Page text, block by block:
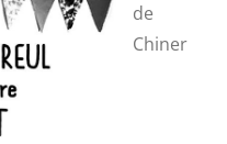
de
Chiner